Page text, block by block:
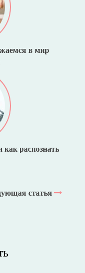
в мир
как распознать
статья